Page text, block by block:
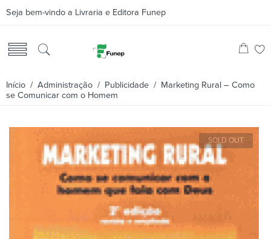
Seja bem-vindo a Livraria e Editora Funep
Início / Administração / Publicidade / Marketing Rural – Como
se Comunicar com o Homem
SOLD OUT